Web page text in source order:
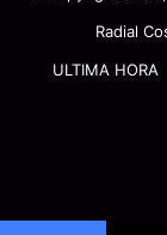
Radial
ULTIMA HORA